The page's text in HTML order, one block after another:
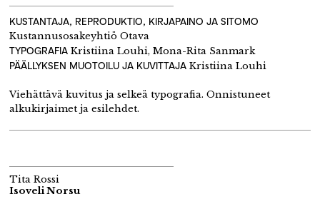
KUSTANTAJA, REPRODUKTIO, KIRJAPAINO JA SITOMO
Kustannusosakeyhtiö Otava
TYPOGRAFIA Kristiina Louhi, Mona-Rita Sanmark
PÄÄLLYKSEN MUOTOILU JA KUVITTAJA Kristiina Louhi
Viehättävä kuvitus ja selkeä typografia. Onnistuneet
alkukirjaimet ja esilehdet.
Tita Rossi
Isoveli Norsu